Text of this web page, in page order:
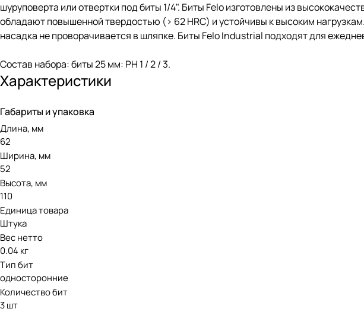
шуруповерта или отвертки под биты 1/4". Биты Felo изготовлены из
обладают повышенной твердостью (> 62 HRC) и устойчивы к высоким
насадка не проворачивается в шляпке. Биты Felo Industrial подходят для
Состав набора: биты 25 мм: РН 1 / 2 / 3.
Характеристики
Габариты и упаковка
Длина, мм
62
Ширина, мм
52
Высота, мм
110
Единица товара
Штука
Вес нетто
0.04 кг
Тип бит
односторонние
Количество бит
3 шт